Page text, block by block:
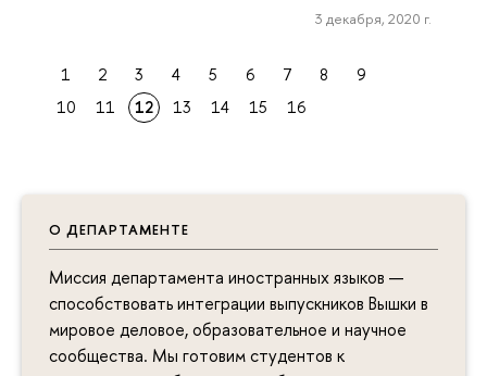
О ДЕПАРТАМЕНТЕ
Миссия департамента иностранных языков —
способствовать интеграции выпускников Вышки в
мировое деловое, образовательное и научное
сообщества. Мы готовим студентов к
3 декабря, 2020 г.
1 2 3 4 5 6 7 8
9
10
11 12 13 14 15 16